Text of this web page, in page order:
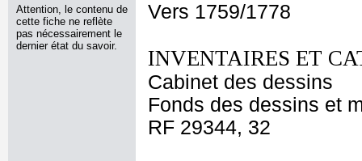
Attention, le contenu de
cette fiche ne reflète
pas nécessairement le
dernier état du savoir.
Vers 1759/1778
INVENTAIRES ET
Cabinet des dessins
Fonds des dessins et
RF 29344, 32